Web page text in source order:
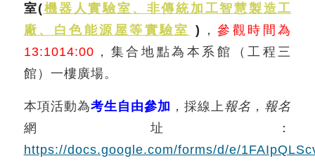
室(機器人實驗室、非傳統加工智慧製造工
廠、白色能源屋等實驗室 ) ，參觀時間為
13:1014:00 ，集合地點為本系館（工程三
館）一樓廣場。
本項活動為考生自由參加 ，採線上報名 ， 報名
網址：
https://docs.google.com/forms/d/e/